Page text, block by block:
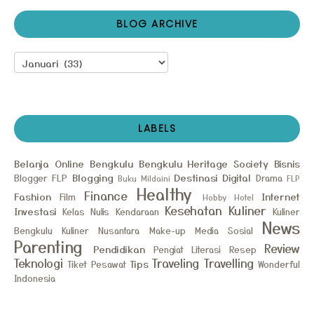
BLOG ARCHIVE
LABELS
Belanja Online Bengkulu Bengkulu Heritage Society Bisnis
Blogger FLP Blogging Buku Mildaini Destinasi Digital Drama FLP
Fashion Film Finance Healthy Hobby Hotel
Internet
Investasi Kelas Nulis Kendaraan Kesehatan Kuliner Kuliner
Bengkulu
Kuliner Nusantara Make-up Media Sosial
News
Parenting
Pendidikan Pengiat Literasi Resep
Review
Teknologi Tiket Pesawat Tips Traveling Travelling Wonderful
Indonesia